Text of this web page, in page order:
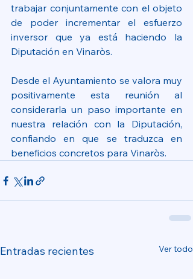
trabajar conjuntamente con el objeto
de poder incrementar el esfuerzo
inversor que ya está haciendo la
Diputación en Vinaròs.
Desde el Ayuntamiento se valora muy
positivamente esta reunión al
considerarla un paso importante en
nuestra relación con la Diputación,
confiando en que se traduzca en
beneficios concretos para Vinaròs.
Entradas recientes Ver todo